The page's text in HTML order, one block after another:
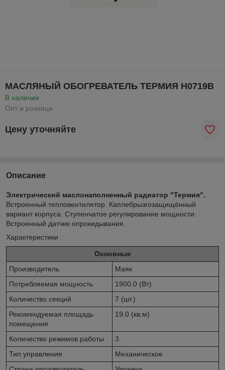
МАСЛЯНЫЙ ОБОГРЕВАТЕЛЬ ТЕРМИЯ Н0719В
В наличии
Опт и розница
Цену уточняйте
Описание
Электрический маслонаполненный радиатор "Термия".
Встроенный тепловентилятор. Каплебрызгозащищённый
вариант корпуса. Ступенчатое регулирование мощности.
Встроенный датчик опрокидывания.
Характеристики
Основные
Производитель
Маяк
Потребляемая мощность
1900.0 (Вт)
Количество секций
7 (шт.)
Рекомендуемая площадь
помещения
19.0 (кв.м)
Количество режимов работы
3
Тип управления
Механическое